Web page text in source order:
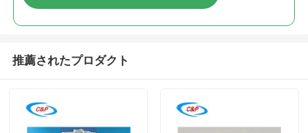
推薦されたプロダクト